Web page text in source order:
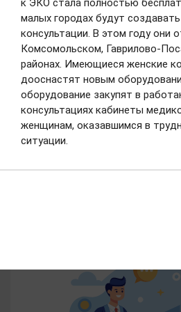
В Детской городской
продолжается обновление
технической базы. За четыре
учреждение поступило более
современного
оборудования, которое
качественную и
маленьким пациентам.
30.07.2026
Порядка 700
областной детской
больнице,выполненопорядка
Современное оборудование
значительно расширить
диагностики и повысить
Все новости
малых городах будут
консультации. В этом году они
Комсомольском, Гаврилово-
районах. Имеющиеся женские
дооснастят новым
оборудование закупят в
консультациях кабинеты
женщинам, оказавшимся в
ситуации.